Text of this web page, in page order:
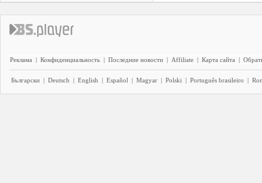
Реклама | Конфиденциальность | Последние новости | Affiliate | Карта сайта |
Български | Deutsch | English | Español | Magyar | Polski | Português brasileiro |